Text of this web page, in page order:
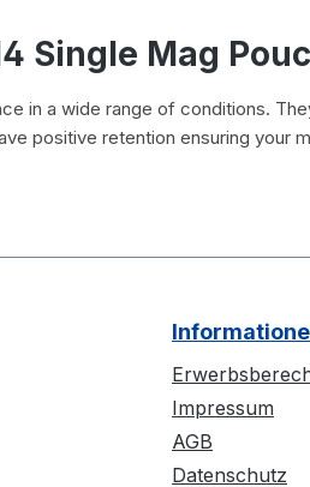
Single Mag
in a wide range of conditions.
positive retention ensuring your
Impressum
AGB
Datenschutz